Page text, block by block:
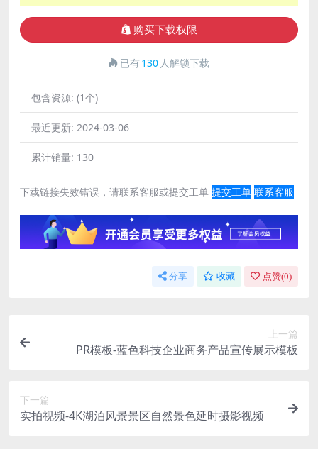
购买下载权限
已有130 人解锁下载
包含资源: (1个)
最近更新: 2024-03-06
累计销量: 130
下载链接失效错误，请联系客服或提交工单 提交工单 联系客服
分享 收藏 点赞(0)
上一篇
PR模板-蓝色科技企业商务产品宣传展示模板
下一篇
实拍视频-4K湖泊风景景区自然景色延时摄影视频